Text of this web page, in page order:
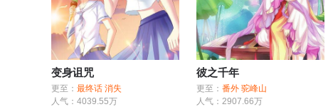
变身诅咒
更至： 最终话 消失
人气：4039.55万
彼之千年
更至： 番外 驼峰山
人气：2907.66万